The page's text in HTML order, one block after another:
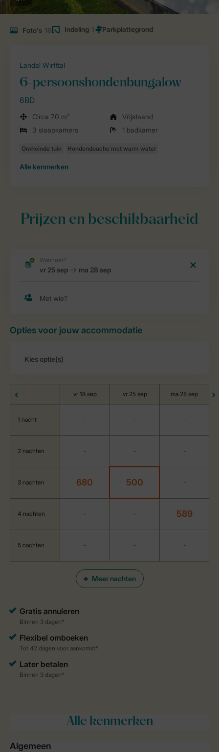
Foto's 16 Indeling 1
Landal Wirfttal
6-persoonshondenbungalow
6BD
Circa 70 m²
Vrijstaand
3 slaapkamers
1 badkamer
Alle kenmerken
Prijzen en beschikbaarheid
Opties voor jouw accommodatie
Meer nachten
vr 18 sep vr 25 sep ma 28 sep
1 nacht - - -
2 nachten - - -
3 nachten 680 500 -
4 nachten - - 589
5 nachten - - -
Alle kenmerken
Algemeen